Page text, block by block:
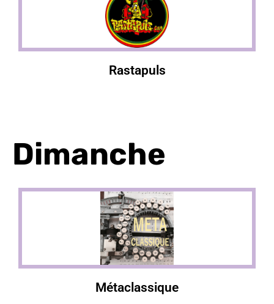
Rastapuls
Dimanche
Métaclassique